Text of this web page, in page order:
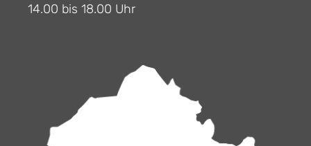
14.00 bis 18.00 Uhr